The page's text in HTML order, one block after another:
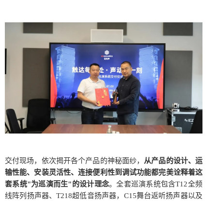
交付现场，依次揭开各个产品的神秘面纱， 从产品的设计、运
输性能、安装灵活性、连接便利性到调试功能都完美诠释着这
套系统"为巡演而生"的设计理念。全套巡演系统包含T12全频
线阵列扬声器、T218超低音扬声器，C15舞台返听扬声器以及